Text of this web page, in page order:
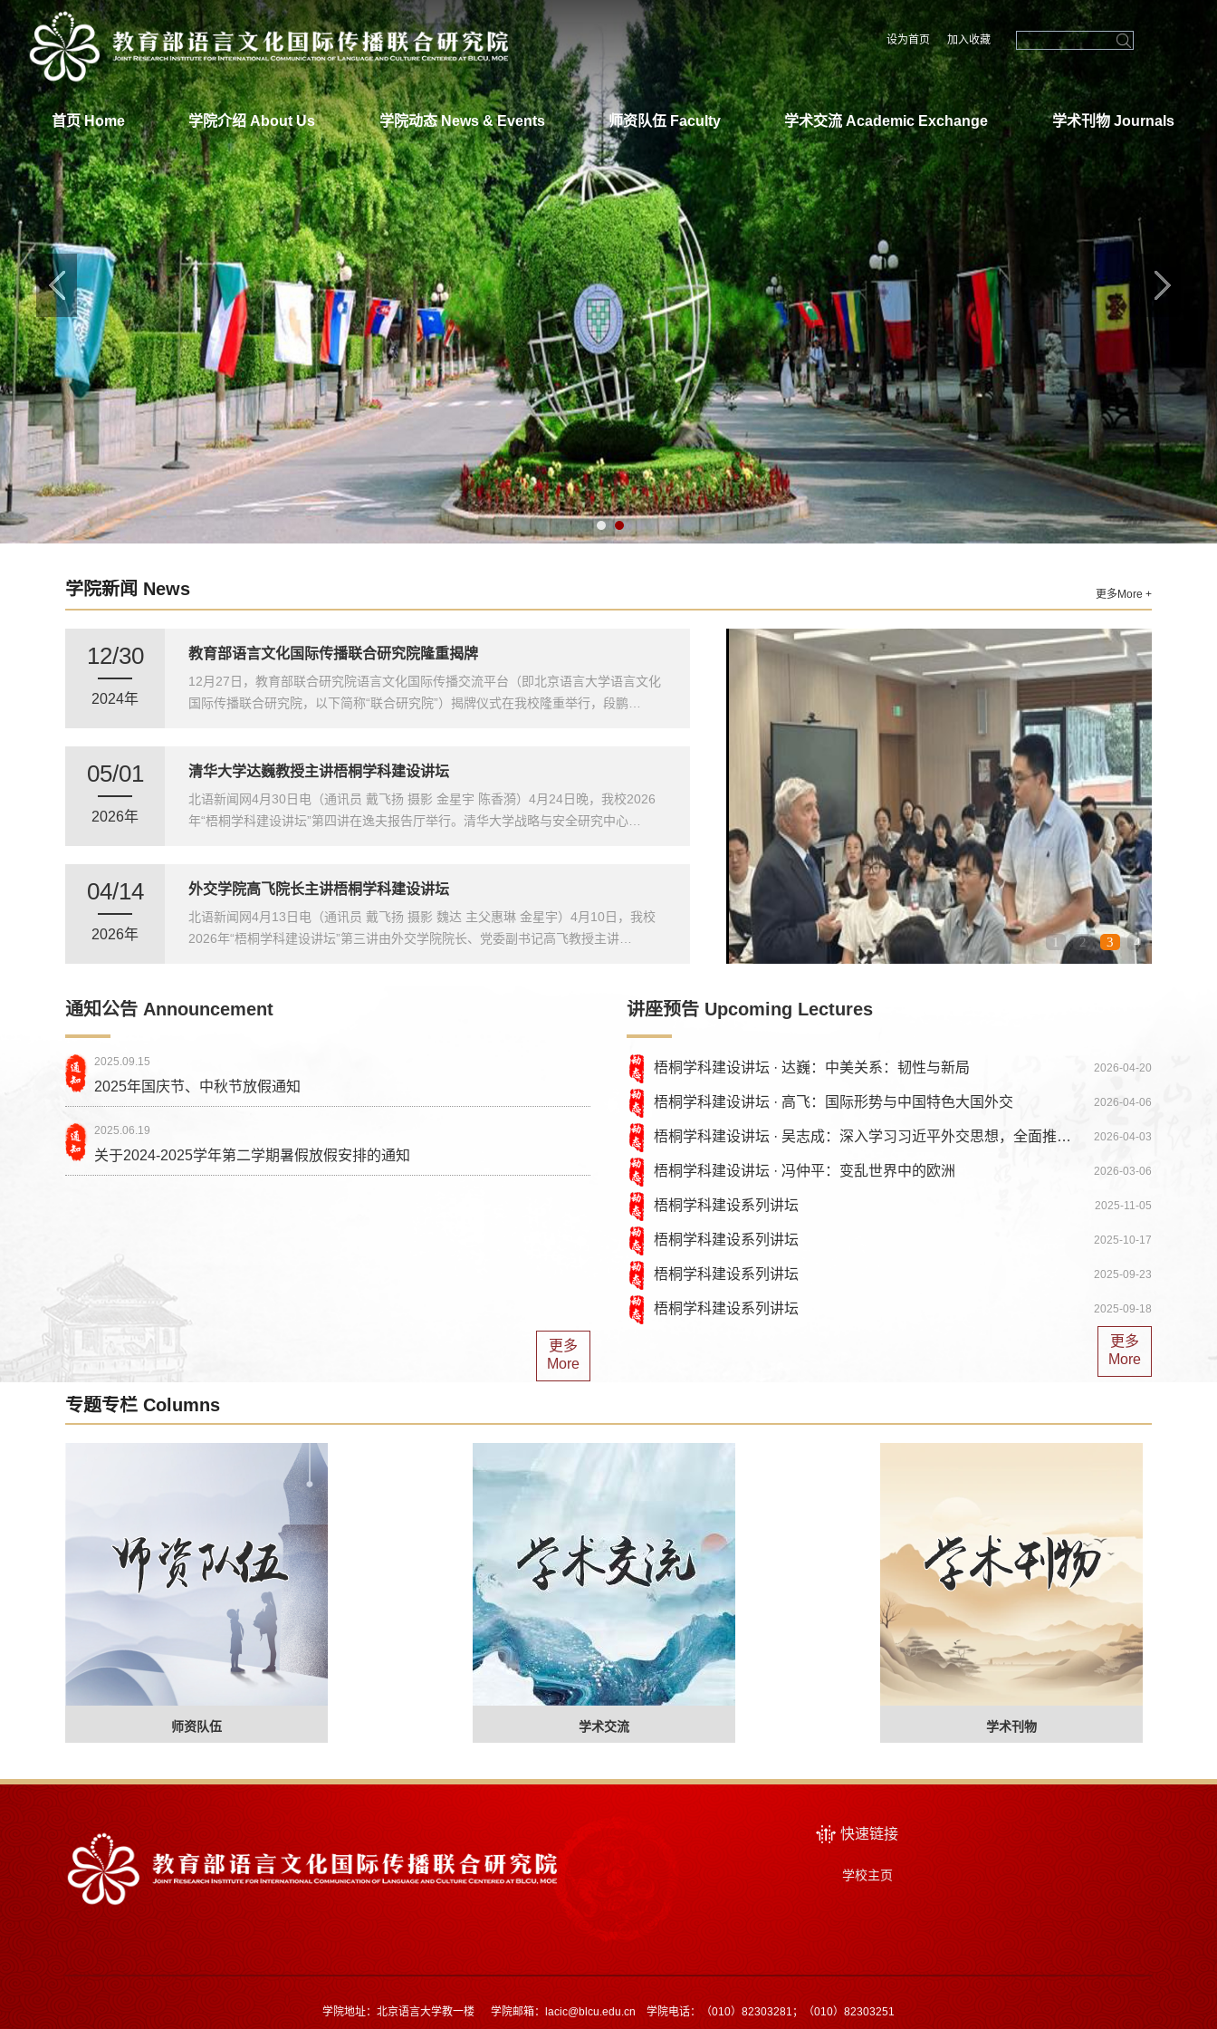
设为首页 加入收藏
首页 Home 学院介绍 About Us 学院动态 News & Events 师资队伍 Faculty 学术交流 Academic Exchange 学术刊物 Journals
学院新闻 News 更多More +
12/30
2024年
教育部语言文化国际传播联合研究院隆重揭牌
12月27日，教育部联合研究院语言文化国际传播交流平台（即北京语言大学语言文化
国际传播联合研究院，以下简称“联合研究院”）揭牌仪式在我校隆重举行，段鹏…
05/01
2026年
清华大学达巍教授主讲梧桐学科建设讲坛
北语新闻网4月30日电（通讯员 戴飞扬 摄影 金星宇 陈香漪）4月24日晚，我校2026
年“梧桐学科建设讲坛”第四讲在逸夫报告厅举行。清华大学战略与安全研究中心…
04/14
2026年
外交学院高飞院长主讲梧桐学科建设讲坛
北语新闻网4月13日电（通讯员 戴飞扬 摄影 魏达 主父惠琳 金星宇）4月10日，我校
2026年“梧桐学科建设讲坛”第三讲由外交学院院长、党委副书记高飞教授主讲…
1 2 3 4
通知公告 Announcement
2025.09.15
2025年国庆节、中秋节放假通知
2025.06.19
关于2024-2025学年第二学期暑假放假安排的通知
更多
More
讲座预告 Upcoming Lectures
梧桐学科建设讲坛 · 达巍：中美关系：韧性与新局 2026-04-20
梧桐学科建设讲坛 · 高飞：国际形势与中国特色大国外交 2026-04-06
梧桐学科建设讲坛 · 吴志成：深入学习习近平外交思想，全面推… 2026-04-03
梧桐学科建设讲坛 · 冯仲平：变乱世界中的欧洲 2026-03-06
梧桐学科建设系列讲坛 2025-11-05
梧桐学科建设系列讲坛 2025-10-17
梧桐学科建设系列讲坛 2025-09-23
梧桐学科建设系列讲坛 2025-09-18
更多
More
专题专栏 Columns
师资队伍 学术交流 学术刊物
快速链接
学校主页
学院地址：北京语言大学教一楼 学院邮箱：lacic@blcu.edu.cn 学院电话：（010）82303281；（010）82303251